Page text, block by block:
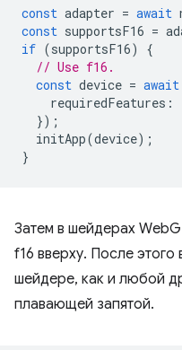
const adapter = await
const supportsF16 =
if (supportsF16)
{
// Use f16.
const device = await
requiredFeatures :
});
initApp(device);
}
Затем в шейдерах
f16 вверху. После этого
шейдере, как и любой
плавающей запятой.